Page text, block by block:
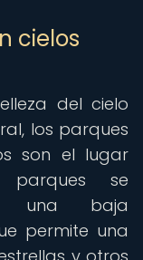
cielos
del cielo
los parques
son el lugar
se
una baja
permite una